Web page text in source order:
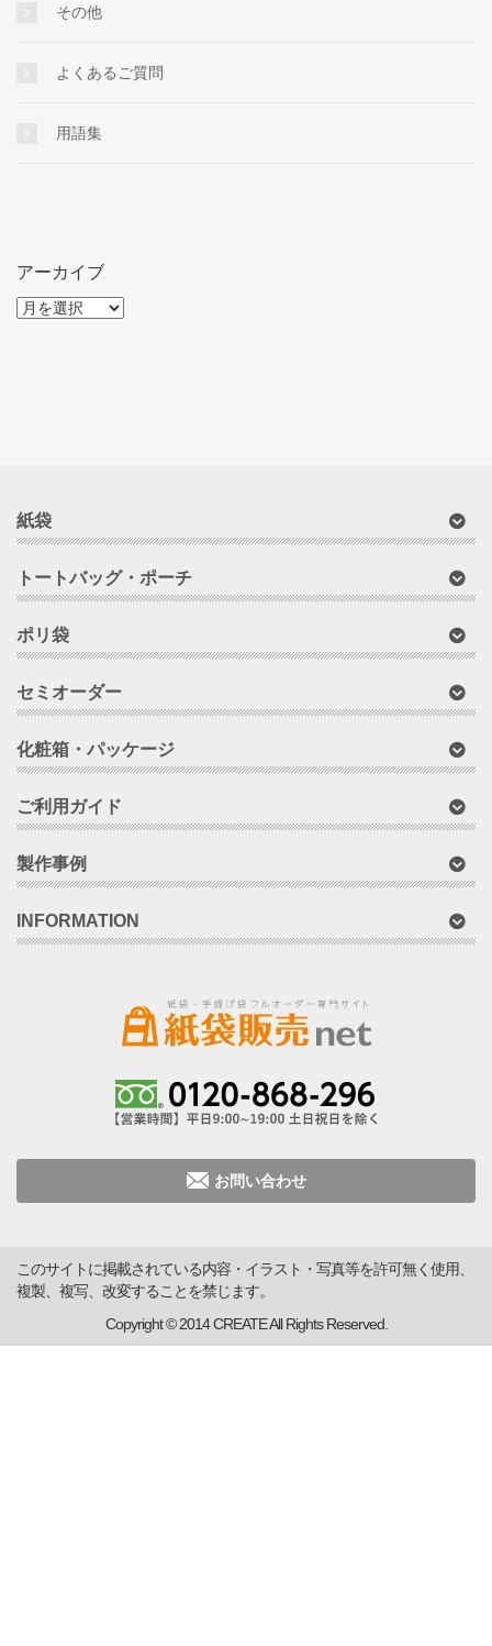
その他
よくあるご質問
用語集
アーカイブ
ア
紙袋
トートバッグ・ポーチ
ポリ袋
セミオーダー
化粧箱・パッケージ
ご利用ガイド
製作事例
INFORMATION
お問い合わせ
このサイトに掲載されている内容・イラスト・写真等を許可無く使用、
複製、複写、改変することを禁じます。
Copyright © 2014 CREATE All Rights Reserved.